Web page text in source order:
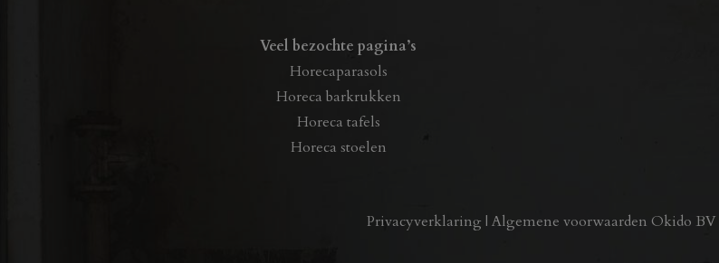
Veel bezochte pagina’s
Horecaparasols
Horeca barkrukken
Horeca tafels
Horeca stoelen
Privacyverklaring | Algemene voorwaarden Okido BV